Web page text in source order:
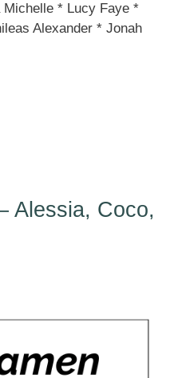
* Lucy Faye *
Alexander * Jonah
Alessia, Coco,